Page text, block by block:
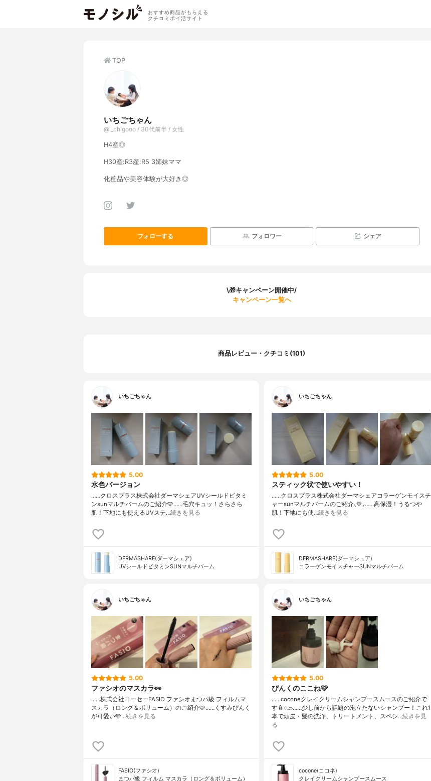
おすすめ商品がもらえる
クチコミポイ活サイト
TOP
いちごちゃん
@i_chigooo / 30代前半 / 女性
H4産◎
H30産:R3産:R5 3姉妹ママ
化粧品や美容体験が大好き◎
フォローする フォロワー シェア
\🎁キャンペーン開催中/
キャンペーン一覧へ
商品レビュー・クチコミ(101)
いちごちゃん
5.00
水色バージョン
……⁡⁡クロスプラス株式会社⁡⁡ダーマシェア⁡UVシールドビタミ
ン⁡sunマルチバーム⁡⁡のご紹介️🩵⁡……⁡毛穴キュッ！さらさら
肌！⁡⁡下地にも使えるUVステ…続きを見る
DERMASHARE(ダーマシェア)
UVシールドビタミンSUNマルチバーム
いちごちゃん
5.00
スティック状で使いやすい！
……⁡⁡クロスプラス株式会社⁡⁡ダーマシェア⁡⁡コラーゲンモイスチ
ャー⁡⁡sunマルチバーム⁡⁡のご紹介⸜💛⸝⁡⁡……⁡⁡高保湿！⁡⁡うるつや
肌！⁡⁡下地にも使…続きを見る
DERMASHARE(ダーマシェア)
コラーゲンモイスチャーSUNマルチバーム
いちごちゃん
5.00
ファシオのマスカラ👀
……⁡⁡株式会社コーセー⁡⁡FASIO ファシオ⁡⁡まつパ級 フィルムマ
スカラ⁡⁡（ロング＆ボリューム）⁡⁡のご紹介🩷️⁡⁡……⁡⁡くすみぴんく
が可愛い🩷️⁡⁡…続きを見る
FASIO(ファシオ)
まつパ級 フィルム マスカラ（ロング＆ボリューム）
いちごちゃん
5.00
ぴんくのここね🩷️
……coconeクレイクリームシャンプースムースのご紹介で
す🧴‎◌𓈒𓐍……少し前から話題の泡立たないシャンプー！これ1
本で頭皮・髪の洗浄、トリートメント、スペシ…続きを見
る
cocone(ココネ)
クレイクリームシャンプースムース